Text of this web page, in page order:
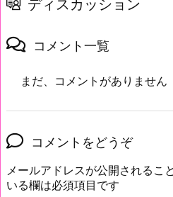
ディスカッション
コメント一覧
まだ、コメントがありません
コメントをどうぞ
メールアドレスが公開されるこ
いる欄は必須項目です